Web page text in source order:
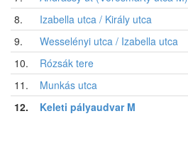
8.
Izabella utca / Király utca
9.
Wesselényi utca / Izabella utca
10.
Rózsák tere
11.
Munkás utca
12.
Keleti pályaudvar M